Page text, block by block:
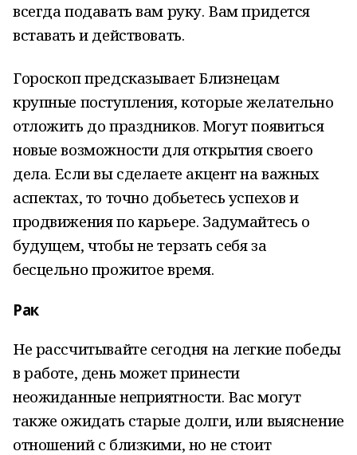
всегда подавать вам руку. Вам придется
вставать и действовать.
Гороскоп предсказывает Близнецам
крупные поступления, которые желательно
отложить до праздников. Могут появиться
новые возможности для открытия своего
дела. Если вы сделаете акцент на важных
аспектах, то точно добьетесь успехов и
продвижения по карьере. Задумайтесь о
будущем, чтобы не терзать себя за
бесцельно прожитое время.
Рак
Не рассчитывайте сегодня на легкие победы
в работе, день может принести
неожиданные неприятности. Вас могут
также ожидать старые долги, или выяснение
отношений с близкими, но не стоит